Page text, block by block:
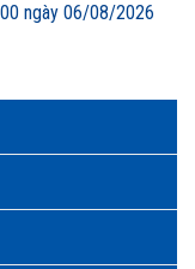
ngày 06/08/2026